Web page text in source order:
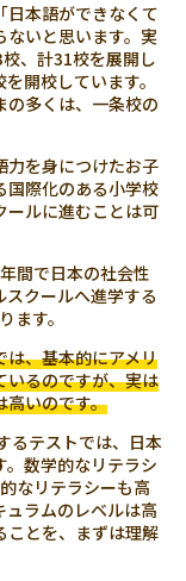
日本語ができなくて
ないと思います。実
、計31校を展開し
開校しています。
の多くは、一条校の
力を身につけたお子
国際化のある小学校
ールに進むことは可
間で日本の社会性
クールへ進学する
ます。
は、基本的にアメリ
いるのですが、実は
高いのです。
るテストでは、日本
数学的なリテラシ
なリテラシーも高
ラムのレベルは高
ことを、まずは理解